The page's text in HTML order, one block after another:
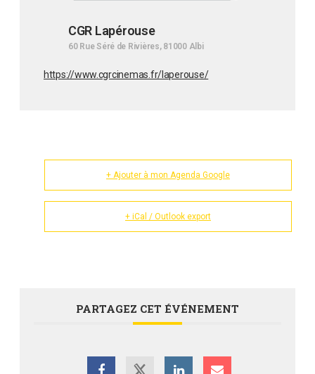
CGR Lapérouse
60 Rue Séré de Rivières, 81000 Albi
https://www.cgrcinemas.fr/laperouse/
+ Ajouter à mon Agenda Google
+ iCal / Outlook export
PARTAGEZ CET ÉVÉNEMENT